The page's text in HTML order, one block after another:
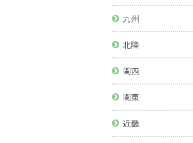
九州
北陸
関西
関東
近畿